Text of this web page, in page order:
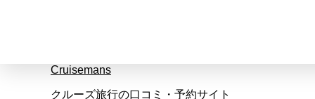
Cruisemans
クルーズ旅行の口コミ・予約サイト